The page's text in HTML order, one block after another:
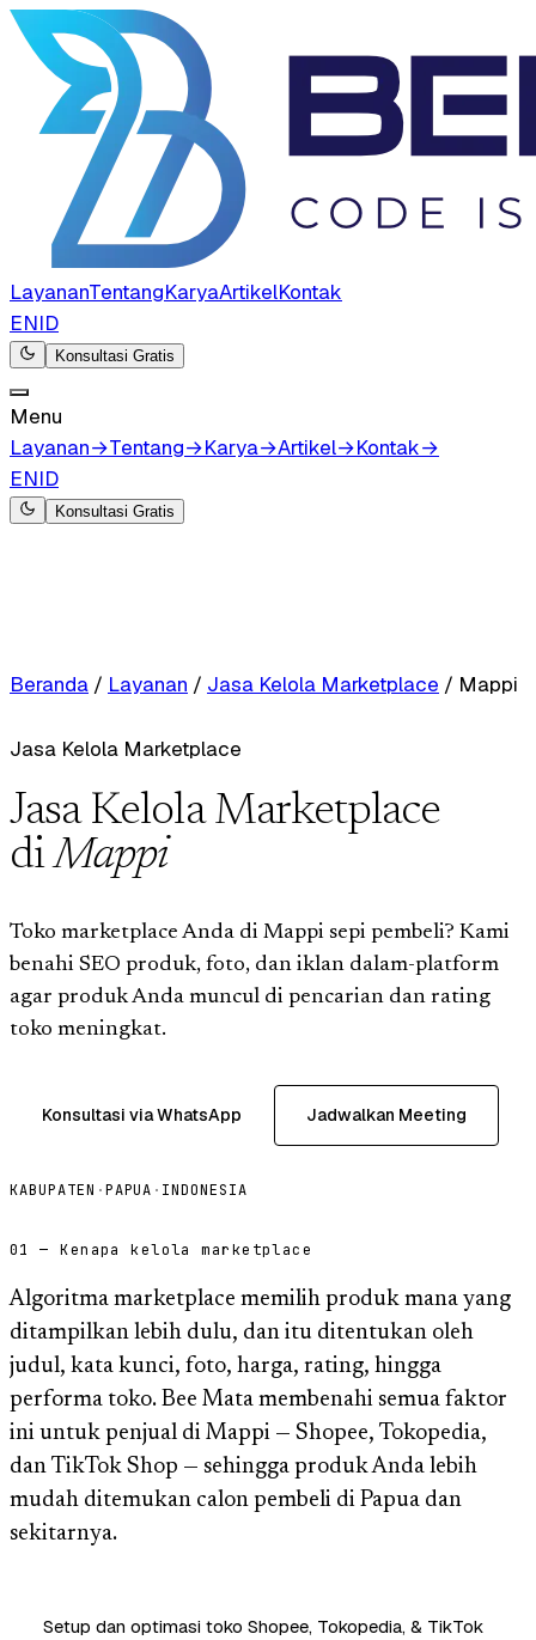
LayananTentangKaryaArtikelKontak
ENID
Konsultasi Gratis
Menu
Layanan→Tentang→Karya→Artikel→Kontak→
ENID
Konsultasi Gratis
Beranda / Layanan / Jasa Kelola Marketplace / Mappi
Jasa Kelola Marketplace
Jasa Kelola Marketplace
diMappi
Toko marketplace Anda di Mappi sepi pembeli? Kami
benahi SEO produk, foto, dan iklan dalam-platform
agar produk Anda muncul di pencarian dan rating
toko meningkat.
Konsultasi via WhatsApp Jadwalkan Meeting
KABUPATEN ·PAPUA · INDONESIA
01 — Kenapa kelola marketplace
Algoritma marketplace memilih produk mana yang
ditampilkan lebih dulu, dan itu ditentukan oleh
judul, kata kunci, foto, harga, rating, hingga
performa toko. Bee Mata membenahi semua faktor
ini untuk penjual di Mappi — Shopee, Tokopedia,
dan TikTok Shop — sehingga produk Anda lebih
mudah ditemukan calon pembeli di Papua dan
sekitarnya.
Setup dan optimasi toko Shopee, Tokopedia, & TikTok